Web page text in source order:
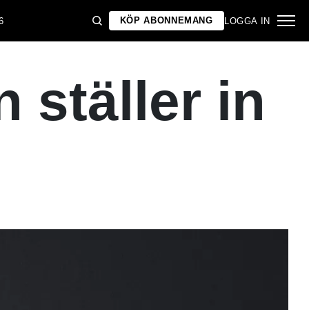
KÖP ABONNEMANG LOGGA IN
ställer in